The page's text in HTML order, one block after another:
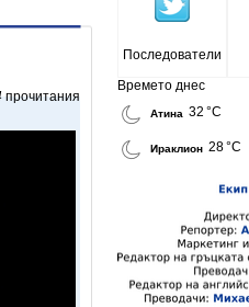
прочитания
Последователи
Времето днес
Атина 32 °C
Ираклион 28 °C